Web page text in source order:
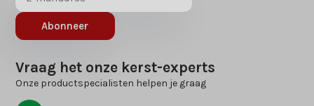
Abonneer
Vraag het onze kerst-experts
Onze productspecialisten helpen je graag